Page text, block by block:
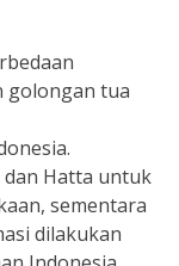
golongan tua
dan Hatta untuk
sementara
dilakukan